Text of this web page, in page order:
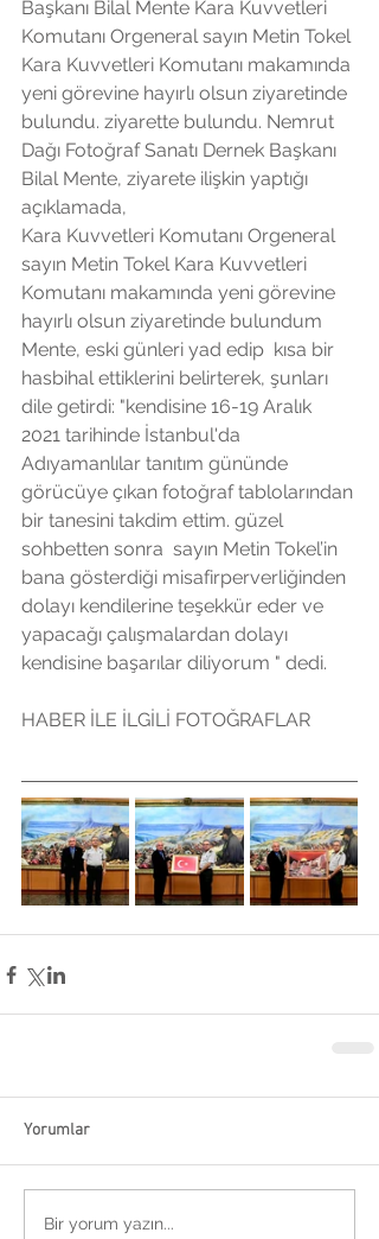
Başkanı Bilal Mente Kara Kuvvetleri
Komutanı Orgeneral sayın Metin Tokel
Kara Kuvvetleri Komutanı makamında
yeni görevine hayırlı olsun ziyaretinde
bulundu. ziyarette bulundu. Nemrut
Dağı Fotoğraf Sanatı Dernek Başkanı
Bilal Mente, ziyarete ilişkin yaptığı
açıklamada,
Kara Kuvvetleri Komutanı Orgeneral
sayın Metin Tokel Kara Kuvvetleri
Komutanı makamında yeni görevine
hayırlı olsun ziyaretinde bulundum
Mente, eski günleri yad edip  kısa bir
hasbihal ettiklerini belirterek, şunları
dile getirdi: "kendisine 16-19 Aralık
2021 tarihinde İstanbul'da
Adıyamanlılar tanıtım gününde
görücüye çıkan fotoğraf tablolarından
bir tanesini takdim ettim. güzel
sohbetten sonra  sayın Metin Tokel’in
bana gösterdiği misafirperverliğinden
dolayı kendilerine teşekkür eder ve
yapacağı çalışmalardan dolayı
kendisine başarılar diliyorum " dedi.
HABER İLE İLGİLİ FOTOĞRAFLAR
Yorumlar
Bir yorum yazın...